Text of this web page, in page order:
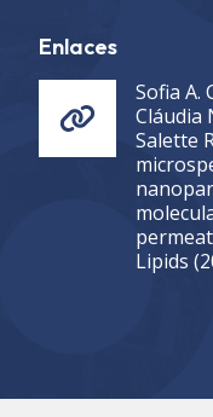
Enlaces
Sofia A.
Cláudia
Salette
Lipids